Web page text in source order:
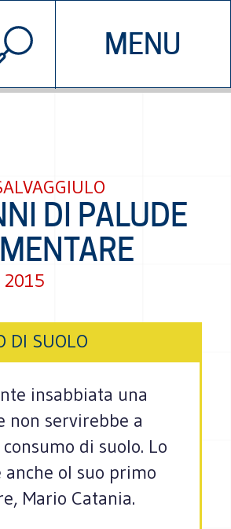
MENU
CHI SIAMO
© 2026 EDDYBURG
DI PALUDE
2015
DI SUOLO
insabbiata una
non servirebbe a
di suolo. Lo
ol suo primo
Mario Catania.